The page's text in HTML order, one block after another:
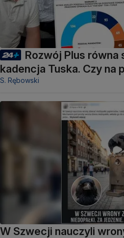
Rozwój Plus równa
kadencja Tuska. Czy na
S. Rębowski
W Szwecji nauczyli